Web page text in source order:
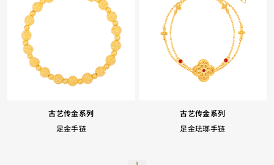
古艺传金系列
足金手链
古艺传金系列
足金珐瑯手链